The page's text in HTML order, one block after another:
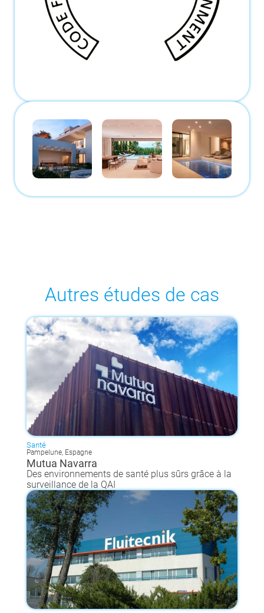
Autres études de cas
Santé
Pampelune, Espagne
Mutua Navarra
Des environnements de santé plus sûrs grâce à la
surveillance de la QAI